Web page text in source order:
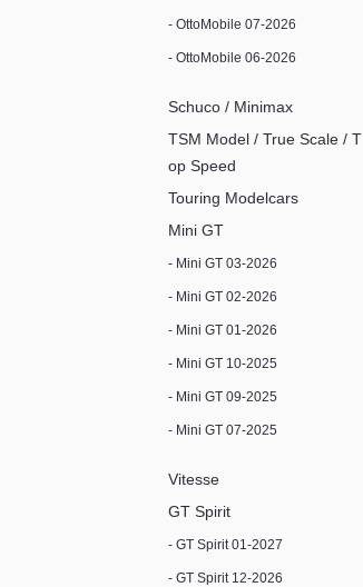
- OttoMobile 07-2026
- OttoMobile 06-2026
Schuco / Minimax
TSM Model / True Scale / T
op Speed
Touring Modelcars
Mini GT
- Mini GT 03-2026
- Mini GT 02-2026
- Mini GT 01-2026
- Mini GT 10-2025
- Mini GT 09-2025
- Mini GT 07-2025
Vitesse
GT Spirit
- GT Spirit 01-2027
- GT Spirit 12-2026